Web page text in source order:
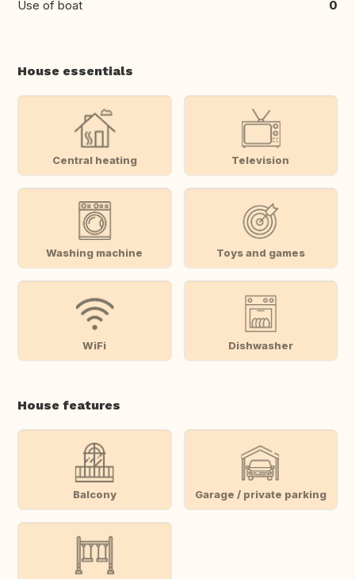
Use of boat 0
House essentials
Central heating Television
Washing machine Toys and games
WiFi Dishwasher
House features
Balcony Garage / private parking